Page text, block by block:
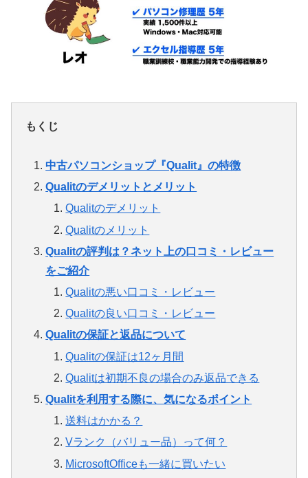
もくじ
中古パソコンショップ『Qualit』の特徴
Qualitのデメリットとメリット
Qualitのデメリット
Qualitのメリット
Qualitの評判は？ネット上の口コミ・レビュー
をご紹介
Qualitの悪い口コミ・レビュー
Qualitの良い口コミ・レビュー
Qualitの保証と返品について
Qualitの保証は12ヶ月間
Qualitは初期不良の場合のみ返品できる
Qualitを利用する際に、気になるポイント
送料はかかる？
Vランク（バリュー品）って何？
MicrosoftOfficeも一緒に買いたい